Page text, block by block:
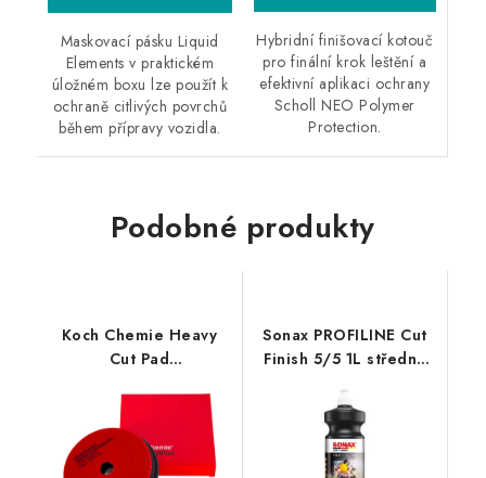
Maskovací pásku Liquid
Elements v praktickém
úložném boxu lze použít k
ochraně citlivých povrchů
během přípravy vozidla.
Hybridní finišovací kotouč
pro finální krok leštění a
efektivní aplikaci ochrany
Scholl NEO Polymer
Protection.
Podobné produkty
Koch Chemie Heavy
Cut Pad
kotouč
Sonax PROFILINE Cut
Finish 5/5 1L středně